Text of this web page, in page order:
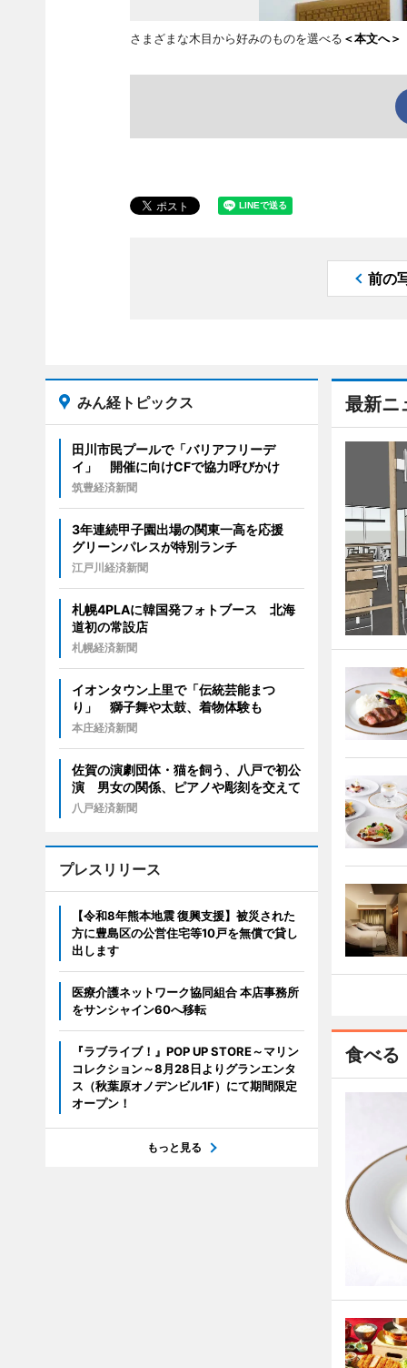
さまざまな木目から好みのものを選べる ＜本文へ＞
前の
最新ニ
食べる
みん経トピックス
田川市民プールで「バリアフリーデ
イ」 開催に向けCFで協力呼びかけ
筑豊経済新聞
3年連続甲子園出場の関東一高を応援
グリーンパレスが特別ランチ
江戸川経済新聞
札幌4PLAに韓国発フォトブース 北海
道初の常設店
札幌経済新聞
イオンタウン上里で「伝統芸能まつ
り」 獅子舞や太鼓、着物体験も
本庄経済新聞
佐賀の演劇団体・猫を飼う、八戸で初公
演 男女の関係、ピアノや彫刻を交えて
八戸経済新聞
プレスリリース
【令和8年熊本地震 復興支援】被災された
方に豊島区の公営住宅等10戸を無償で貸し
出します
医療介護ネットワーク協同組合 本店事務所
をサンシャイン60へ移転
『ラブライブ！』POP UP STORE～マリン
コレクション～8月28日よりグランエンタ
ス（秋葉原オノデンビル1F）にて期間限定
オープン！
もっと見る